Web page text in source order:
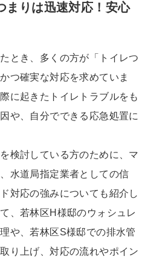
まりは迅速対応！安心
とき、多くの方が「トイレつ
つ確実な対応を求めていま
に起きたトイレトラブルをも
や、自分でできる応急処置に
検討している方のために、マ
水道局指定業者としての信
対応の強みについても紹介し
、若林区H様邸のウォシュレ
や、若林区S様邸での排水管
り上げ、対応の流れやポイン